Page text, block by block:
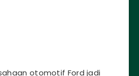
otomotif Ford jadi